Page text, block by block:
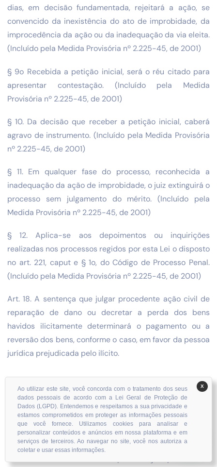
dias, em decisão fundamentada, rejeitará a ação, se
convencido da inexistência do ato de improbidade, da
improcedência da ação ou da inadequação da via eleita.
(Incluído pela Medida Provisória nº 2.225-45, de 2001)
§ 9o Recebida a petição inicial, será o réu citado para
apresentar contestação. (Incluído pela Medida
Provisória nº 2.225-45, de 2001)
§ 10. Da decisão que receber a petição inicial, caberá
agravo de instrumento. (Incluído pela Medida Provisória
nº 2.225-45, de 2001)
§ 11. Em qualquer fase do processo, reconhecida a
inadequação da ação de improbidade, o juiz extinguirá o
processo sem julgamento do mérito. (Incluído pela
Medida Provisória nº 2.225-45, de 2001)
§ 12. Aplica-se aos depoimentos ou inquirições
realizadas nos processos regidos por esta Lei o disposto
no art. 221, caput e § 1o, do Código de Processo Penal.
(Incluído pela Medida Provisória nº 2.225-45, de 2001)
Art. 18. A sentença que julgar procedente ação civil de
reparação de dano ou decretar a perda dos bens
havidos ilicitamente determinará o pagamento ou a
reversão dos bens, conforme o caso, em favor da pessoa
jurídica prejudicada pelo ilícito.
CAPÍTULO VI
Das Disposições Penais
X
Ao utilizar este site, você concorda com o tratamento dos seus
dados pessoais de acordo com a Lei Geral de Proteção de
Dados (LGPD). Entendemos e respeitamos a sua privacidade e
estamos comprometidos em proteger as informações pessoais
que você fornece. Utilizamos cookies para analisar e
personalizar conteúdos e anúncios em nossa plataforma e em
serviços de terceiros. Ao navegar no site, você nos autoriza a
coletar e usar essas informações.